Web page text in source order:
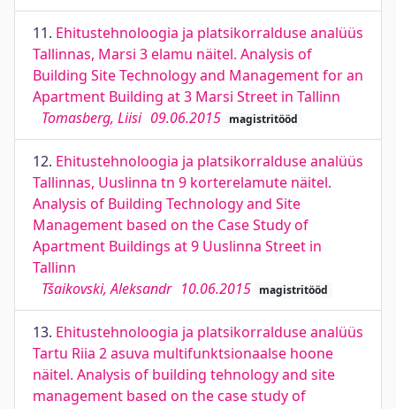
11. Ehitustehnoloogia ja platsikorralduse analüüs
Tallinnas, Marsi 3 elamu näitel. Analysis of
Building Site Technology and Management for an
Apartment Building at 3 Marsi Street in Tallinn
Tomasberg, Liisi 09.06.2015 magistritööd
12. Ehitustehnoloogia ja platsikorralduse analüüs
Tallinnas, Uuslinna tn 9 korterelamute näitel.
Analysis of Building Technology and Site
Management based on the Case Study of
Apartment Buildings at 9 Uuslinna Street in
Tallinn
Tšaikovski, Aleksandr 10.06.2015 magistritööd
13. Ehitustehnoloogia ja platsikorralduse analüüs
Tartu Riia 2 asuva multifunktsionaalse hoone
näitel. Analysis of building tehnology and site
management based on the case study of